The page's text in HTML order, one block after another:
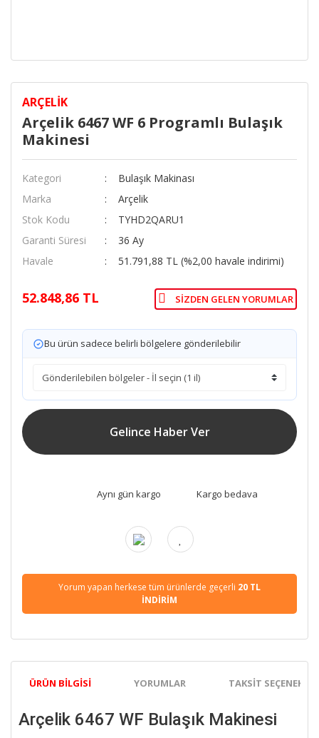
ARÇELIK
Arçelik 6467 WF 6 Programlı Bulaşık
Makinesi
Kategori
Bulaşık Makinası
Marka
Arçelik
Stok Kodu
TYHD2QARU1
Garanti Süresi
36 Ay
Havale
51.791,88 TL (%2,00 havale indirimi)
52.848,86 TL SIZDEN GELEN YORUMLAR
Bu ürün sadece belirli bölgelere gönderilebilir
Gelince Haber Ver
Aynı gün kargo Kargo bedava
Yorum yapan herkese tüm ürünlerde geçerli 20 TL
İNDİRİM
ÜRÜN BILGISI YORUMLAR TAKSIT
Arçelik 6467 WF Bulaşık Makinesi